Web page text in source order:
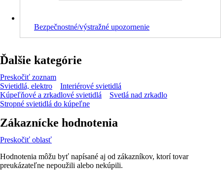
Bezpečnostné/výstražné upozornenie
Ďalšie kategórie
Preskočiť zoznam
Svietidlá, elektro
Interiérové svietidlá
Kúpeľňové a zrkadlové svietidlá
Svetlá nad zrkadlo
Stropné svietidlá do kúpeľne
Zákaznícke hodnotenia
Preskočiť oblasť
Hodnotenia môžu byť napísané aj od zákazníkov, ktorí tovar
preukázateľne nepoužili alebo nekúpili.